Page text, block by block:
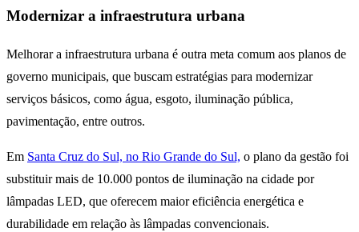
Modernizar a infraestrutura urbana
Melhorar a infraestrutura urbana é outra meta comum aos planos de
governo municipais, que buscam estratégias para modernizar
serviços básicos, como água, esgoto, iluminação pública,
pavimentação, entre outros.
Em Santa Cruz do Sul, no Rio Grande do Sul, o plano da gestão foi
substituir mais de 10.000 pontos de iluminação na cidade por
lâmpadas LED, que oferecem maior eficiência energética e
durabilidade em relação às lâmpadas convencionais.